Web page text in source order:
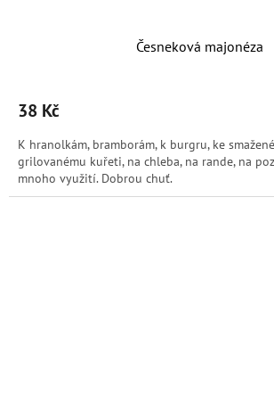
Česneková majonéza
38 Kč
K hranolkám, bramborám, k burgru, ke
grilovanému kuřeti, na chleba, na rande, na
mnoho využití. Dobrou chuť.